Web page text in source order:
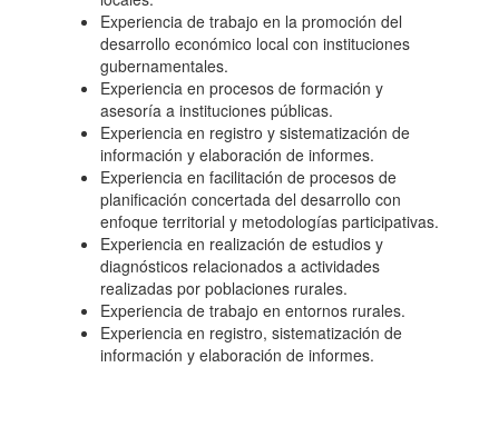
Experiencia de trabajo en la promoción del
desarrollo económico local con instituciones
gubernamentales.
Experiencia en procesos de formación y
asesoría a instituciones públicas.
Experiencia en registro y sistematización de
información y elaboración de informes.
Experiencia en facilitación de procesos de
planificación concertada del desarrollo con
enfoque territorial y metodologías participativas.
Experiencia en realización de estudios y
diagnósticos relacionados a actividades
realizadas por poblaciones rurales.
Experiencia de trabajo en entornos rurales.
Experiencia en registro, sistematización de
información y elaboración de informes.